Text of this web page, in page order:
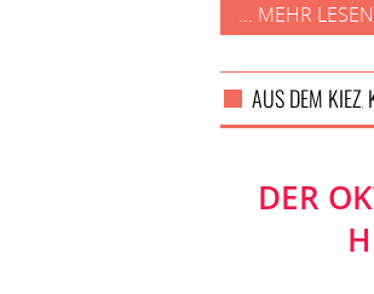
... MEHR LESEN
AUS DEM KIEZ,
DER